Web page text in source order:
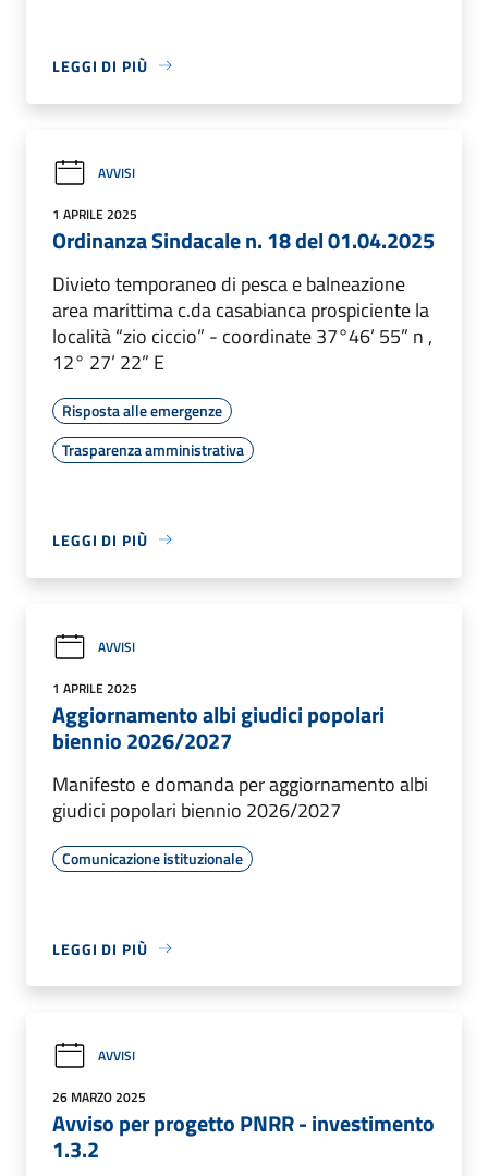
LEGGI DI PIÙ
AVVISI
1 APRILE 2025
Ordinanza Sindacale n. 18 del 01.04.2025
Divieto temporaneo di pesca e balneazione
area marittima c.da casabianca prospiciente la
località “zio ciccio” - coordinate 37°46’ 55” n ,
12° 27’ 22” E
Risposta alle emergenze
Trasparenza amministrativa
LEGGI DI PIÙ
AVVISI
1 APRILE 2025
Aggiornamento albi giudici popolari
biennio 2026/2027
Manifesto e domanda per aggiornamento albi
giudici popolari biennio 2026/2027
Comunicazione istituzionale
LEGGI DI PIÙ
AVVISI
26 MARZO 2025
Avviso per progetto PNRR - investimento
1.3.2